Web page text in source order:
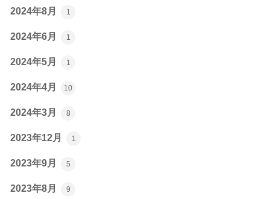
2024年8月 1
2024年6月 1
2024年5月 1
2024年4月 10
2024年3月 8
2023年12月 1
2023年9月 5
2023年8月 9